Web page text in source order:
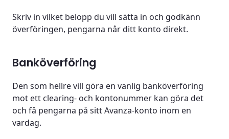
Skriv in vilket belopp du vill sätta in och godkänn
överföringen, pengarna når ditt konto direkt.
Banköverföring
Den som hellre vill göra en vanlig banköverföring
mot ett clearing- och kontonummer kan göra det
och få pengarna på sitt Avanza-konto inom en
vardag.